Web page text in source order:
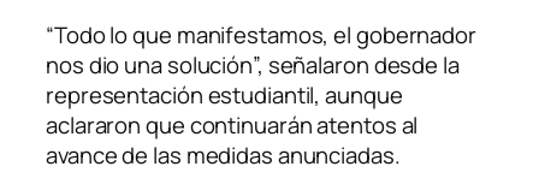
“Todo lo que manifestamos, el gobernador
nos dio una solución”, señalaron desde la
representación estudiantil, aunque
aclararon que continuarán atentos al
avance de las medidas anunciadas.